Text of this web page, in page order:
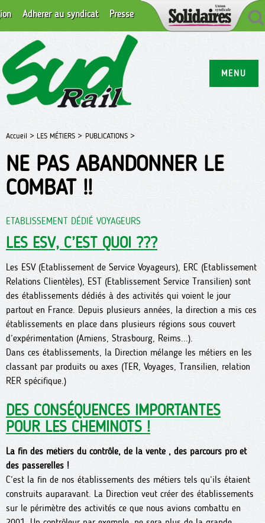
MENU
Adhérer au syndicat Presse
Accueil > LES MÉTIERS > PUBLICATIONS >
NE PAS ABANDONNER LE
COMBAT !!
ETABLISSEMENT DÉDIÉ VOYAGEURS
LES ESV, C’EST QUOI ???
Les ESV (Etablissement de Service Voyageurs), ERC (Etablissement
Relations Clientèles), EST (Etablissement Service Transilien) sont
des établissements dédiés à des activités qui voient le jour
partout en France. Depuis plusieurs années, la direction a mis ces
établissements en place dans plusieurs régions sous couvert
d’expérimentation (Amiens, Strasbourg, Reims...).
Dans ces établissements, la Direction mélange les métiers en les
classant par produits ou axes (TER, Voyages, Transilien, relation
RER spécifique.)
DES CONSÉQUENCES IMPORTANTES
POUR LES CHEMINOTS !
La fin des métiers du contrôle, de la vente , des parcours pro et
des passerelles !
C’est la fin de nos établissements des métiers tels qu’ils étaient
construits auparavant. La Direction veut créer des établissements
sur le périmètre des activités ce que nous avions combattu en